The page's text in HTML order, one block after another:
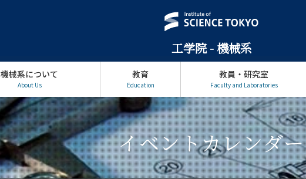
工学院 - 機械系
機械系について
About Us
教育
Education
教員・研究室
Faculty and Laboratories
イベントカレンダー